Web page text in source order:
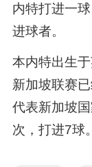
内特打进一
进球者。
本内特出生
新加坡联赛
代表新加坡
次，打进7球。